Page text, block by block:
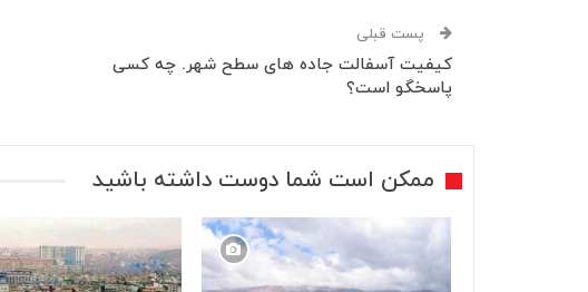
پست قبلی
کیفیت آسفالت جاده های سطح شهر. چه کسی
پاسخگو است؟
ممکن است شما دوست داشته باشید